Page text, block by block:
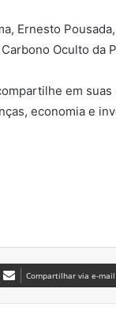
Ernesto
Oculto da
em
economia e
Compartilhar via e-mail